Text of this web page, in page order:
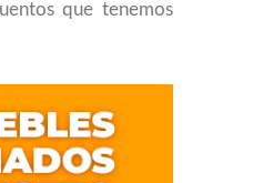
que tenemos